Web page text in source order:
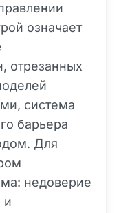
означает
отрезанных
система
барьера
Для
недоверие
и